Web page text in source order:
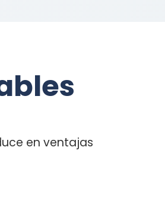
en ventajas